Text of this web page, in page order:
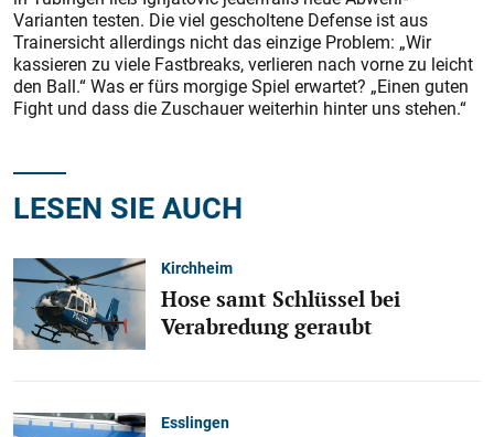
Varianten testen. Die viel gescholtene Defense ist aus
Trainersicht allerdings nicht das einzige Problem: „Wir
kassieren zu viele Fastbreaks, verlieren nach vorne zu leicht
den Ball.“ Was er fürs morgige Spiel erwartet? „Einen guten
Fight und dass die Zuschauer weiterhin hinter uns stehen.“
LESEN SIE AUCH
Kirchheim
Hose samt Schlüssel bei
Verabredung geraubt
Esslingen